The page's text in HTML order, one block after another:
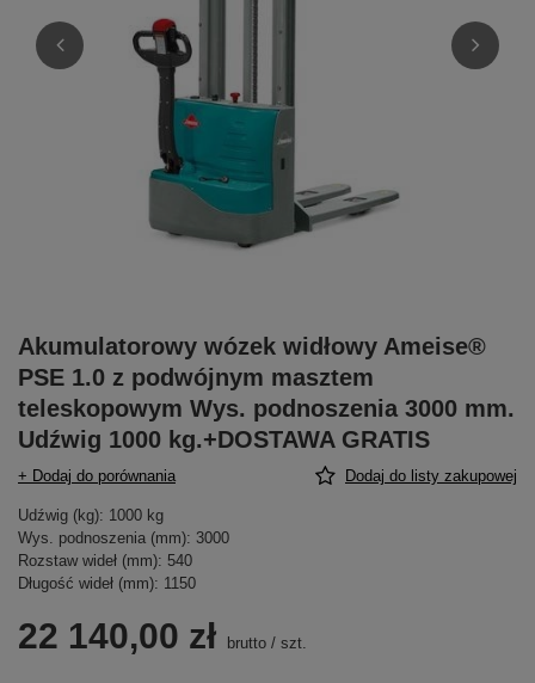
Akumulatorowy wózek widłowy Ameise®
PSE 1.0 z podwójnym masztem
teleskopowym Wys. podnoszenia 3000 mm.
Udźwig 1000 kg.+DOSTAWA GRATIS
+ Dodaj do porównania Dodaj do listy zakupowej
Udźwig (kg): 1000 kg
Wys. podnoszenia (mm): 3000
Rozstaw wideł (mm): 540
Długość wideł (mm): 1150
22 140,00 zł brutto / szt.